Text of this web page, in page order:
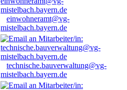
einwohneramt@vg-
mistelbach.bayern.de
technische.bauverwaltung@vg-
mistelbach.bayern.de